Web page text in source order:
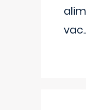
vac